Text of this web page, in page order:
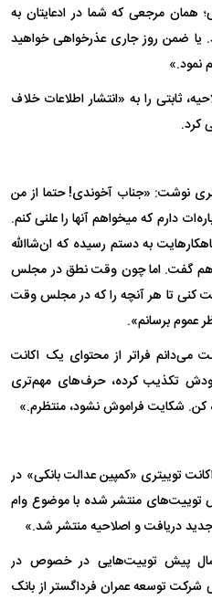
همان مرجعی که شما در ادعایتان به
یا ضمن روز جاری عذرخواهی خواهید
نمود.»
ثابتی را به «انتشار اطلاعات خلاف
کرد.
نوشت: «جناب آخوندی! حتما از من
دارم که میخواهم آنها را علنی کنم.
به دستم رسیده که ان‌شاالله
گفت. اما چون وقت نطق در مجلس
کنی تا هر آنچه را که در مجلس وقت
عموم برسانم».
می‌دانم فراتر از محتوای یک اکانت
تکذیب کرده، حرف‌های مهم‌تری
کن. شکایت فراموش نشود، منتظرم.»
توییتری «کمپین عدالت بانکی» در
منتشر شده با موضوع وام
دریافت و اصلاحیه منتشر شد.»
این اطلاعیه آمده است: «۵ سال پیش توییت‌هایی در خصوص در
شرکت توسعه عمران فرداگستر از بانک